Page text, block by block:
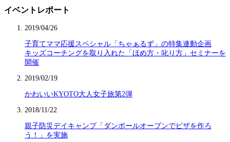
イベントレポート
2019/04/26
子育てママ応援スペシャル「ちゃぁるず」の特集連動企画
キッズコーチングを取り入れた「ほめ方・叱り方」セミナーを
開催
2019/02/19
かわいいKYOTO大人女子旅第2弾
2018/11/22
親子防災デイキャンプ「ダンボールオーブンでピザを作ろ
う！」を実施